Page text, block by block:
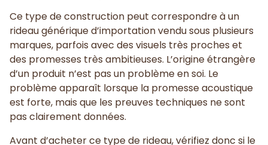
Ce type de construction peut correspondre à un
rideau générique d’importation vendu sous plusieurs
marques, parfois avec des visuels très proches et
des promesses très ambitieuses. L’origine étrangère
d’un produit n’est pas un problème en soi. Le
problème apparaît lorsque la promesse acoustique
est forte, mais que les preuves techniques ne sont
pas clairement données.
Avant d’acheter ce type de rideau, vérifiez donc si le